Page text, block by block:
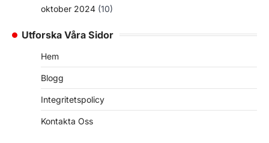
oktober 2024 (10)
Utforska Våra Sidor
Hem
Blogg
Integritetspolicy
Kontakta Oss